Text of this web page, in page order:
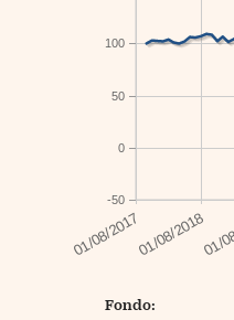
-50
0
50
100
Fondo: